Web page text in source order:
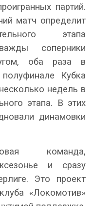
партий.
матч определит
этапа
соперники
оба раза в
Кубка
недель в
этапа. В этих
динамовки
команда,
и сразу
Это проект
«Локомотив»